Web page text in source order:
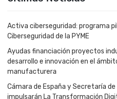
Activa ciberseguridad: programa
Ciberseguridad de la PYME
Ayudas financiación proyectos
desarrollo e innovación en el
manufacturera
Cámara de España y Secretaría
impulsarán La Transformación